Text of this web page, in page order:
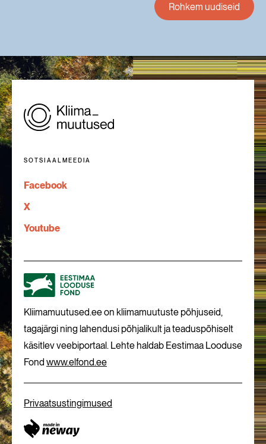
Rohkem uudiseid
SOTSIAALMEEDIA
Facebook
X
Youtube
Kliimamuutused.ee on kliimamuutuste põhjuseid,
tagajärgi ning lahendusi põhjalikult ja teaduspõhiselt
käsitlev veebiportaal. Lehte haldab Eestimaa Looduse
Fond www.elfond.ee
Privaatsustingimused